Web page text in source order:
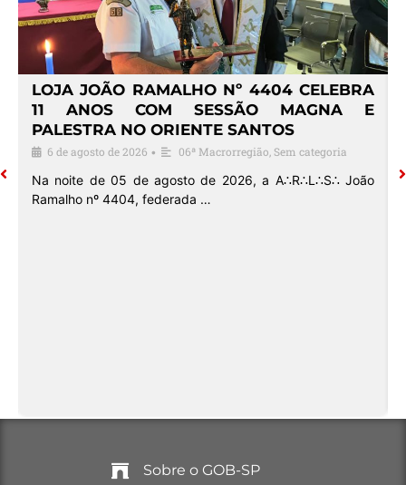
LOJA JOÃO RAMALHO Nº 4404 CELEBRA
11 ANOS COM SESSÃO MAGNA E
PALESTRA NO ORIENTE SANTOS
6 de agosto de 2026 • 06ª Macrorregião Sem categoria
Na noite de 05 de agosto de 2026, a A∴R∴L∴S∴ João
Ramalho nº 4404, federada …
Sobre o GOB-SP